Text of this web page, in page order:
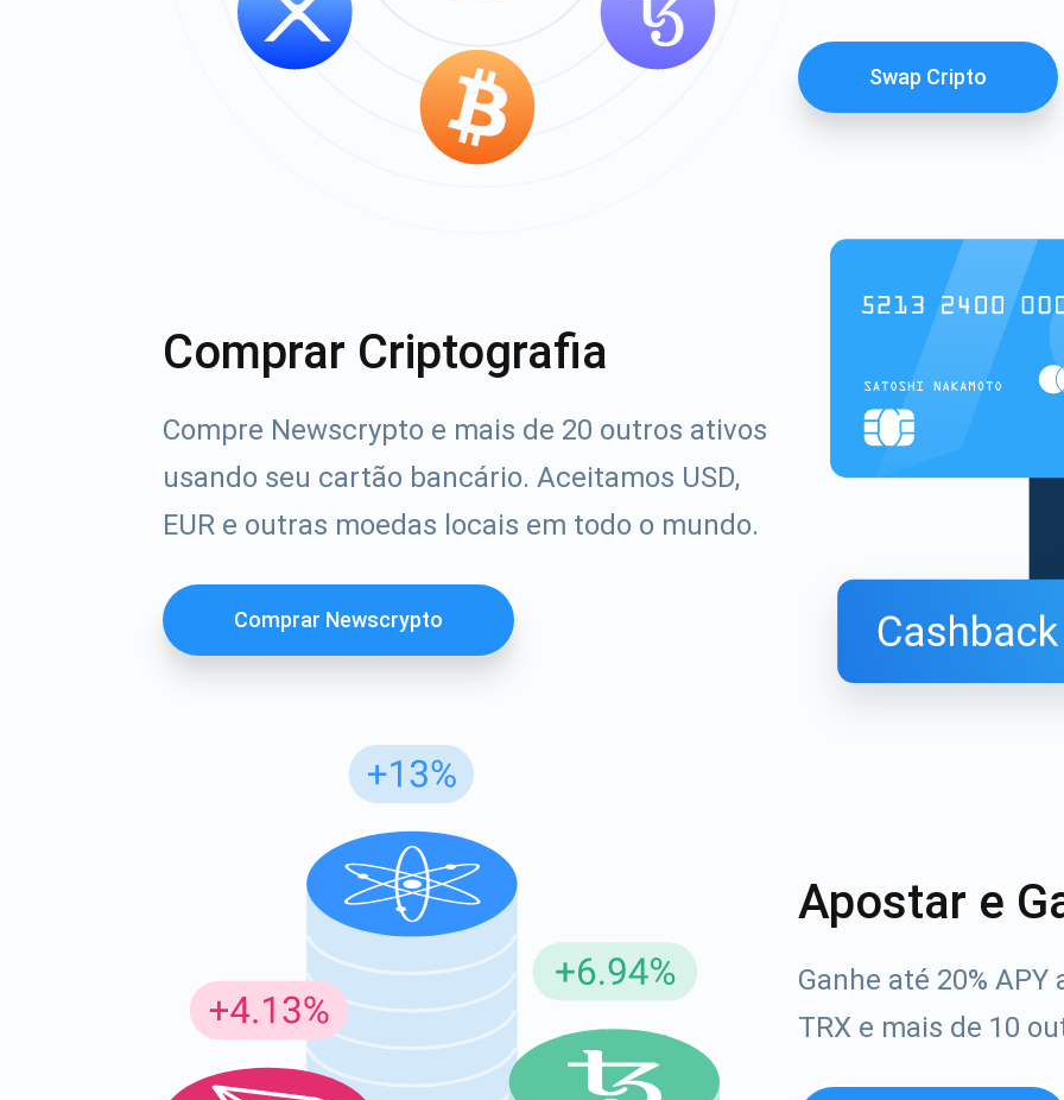
Swap Cripto
Comprar Criptografia
Compre Newscrypto e mais de 20 outros ativos
usando seu cartão bancário. Aceitamos USD,
EUR e outras moedas locais em todo o mundo.
Comprar Newscrypto
Apostar e
Ganhe até 20% APY
TRX e mais de 10
Inscreva-se para atualizações
Seja o primeiro a receber as últimas atualizações do projeto e
criptografia